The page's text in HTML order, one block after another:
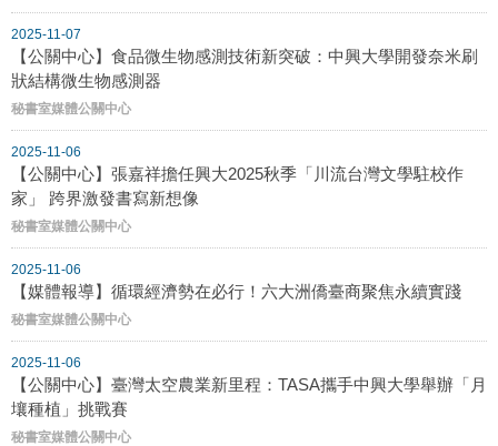
2025-11-07
【公關中心】食品微生物感測技術新突破：中興大學開發奈米刷
狀結構微生物感測器
秘書室媒體公關中心
2025-11-06
【公關中心】張嘉祥擔任興大2025秋季「川流台灣文學駐校作
家」 跨界激發書寫新想像
秘書室媒體公關中心
2025-11-06
【媒體報導】循環經濟勢在必行！六大洲僑臺商聚焦永續實踐
秘書室媒體公關中心
2025-11-06
【公關中心】臺灣太空農業新里程：TASA攜手中興大學舉辦「月
壤種植」挑戰賽
秘書室媒體公關中心